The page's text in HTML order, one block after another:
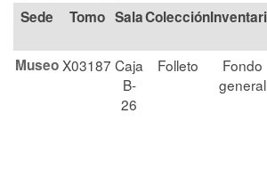
Tomo SalaColección
MuseoX03187 Caja
B-
26
Folleto
Fondo
general